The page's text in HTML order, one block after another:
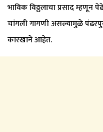
भाविक विठ्ठलाचा प्रसाद
चांगली गागणी असल्यामुळे
कारखाने आहेत.